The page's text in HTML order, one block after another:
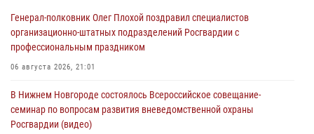
Генерал-полковник Олег Плохой поздравил специалистов
организационно-штатных подразделений Росгвардии с
профессиональным праздником
06 августа 2026, 21:01
В Нижнем Новгороде состоялось Всероссийское совещание-
семинар по вопросам развития вневедомственной охраны
Росгвардии (видео)